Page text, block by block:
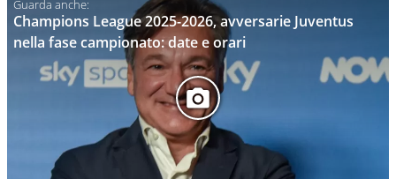
Champions League 2025-2026, avversarie Juventus
nella fase campionato: date e orari